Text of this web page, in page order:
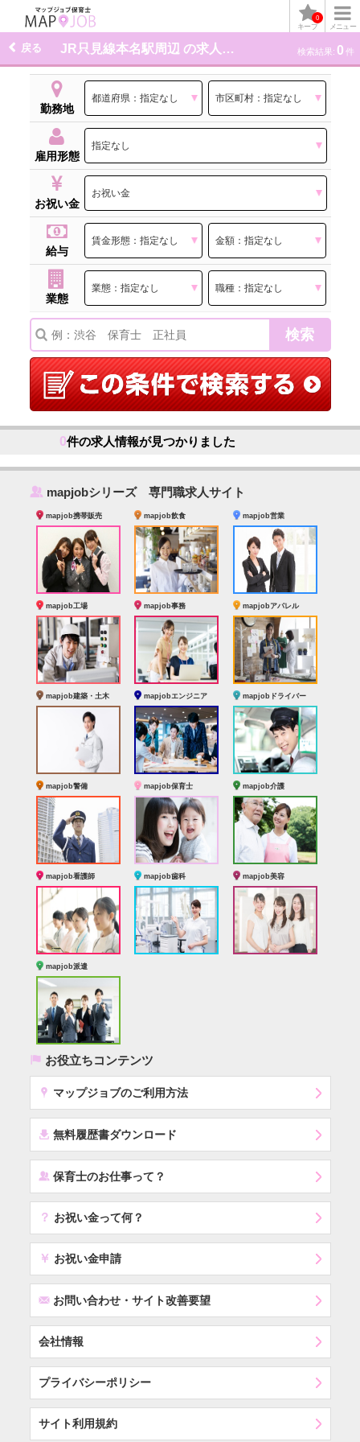
メニュー
キープ
0
JR只見線本名駅周辺 の求人一覧
戻る 検索結果: 0 件
勤務地
雇用形態
お祝い金
給与
業態
0件の求人情報が見つかりました
‰ mapjobシリーズ 専門職求人サイト
mapjob携帯販売 mapjob飲食 mapjob営業
mapjob工場 mapjob事務 mapjobアパレル
mapjob建築・土木 mapjobエンジニア mapjobドライバー
mapjob警備 mapjob保育士 mapjob介護
mapjob看護師 mapjob歯科 mapjob美容
mapjob派遣
( お役立ちコンテンツ
x マップジョブのご利用方法
í 無料履歴書ダウンロード
‰ 保育士のお仕事って？
？ お祝い金って何？
￥ お祝い金申請
Fお問い合わせ・サイト改善要望
会社情報
プライバシーポリシー
サイト利用規約